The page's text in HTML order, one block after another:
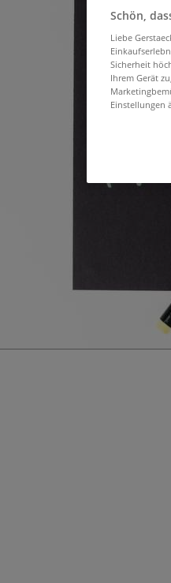
Schön,
Liebe
Sicherheit
Ihrem Gerät
Einstellungen